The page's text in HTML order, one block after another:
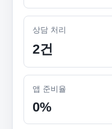
상담 처리
2건
앱 준비율
0%